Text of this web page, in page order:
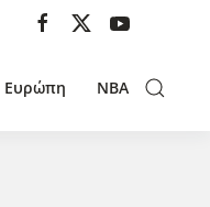
Ευρώπη NBA